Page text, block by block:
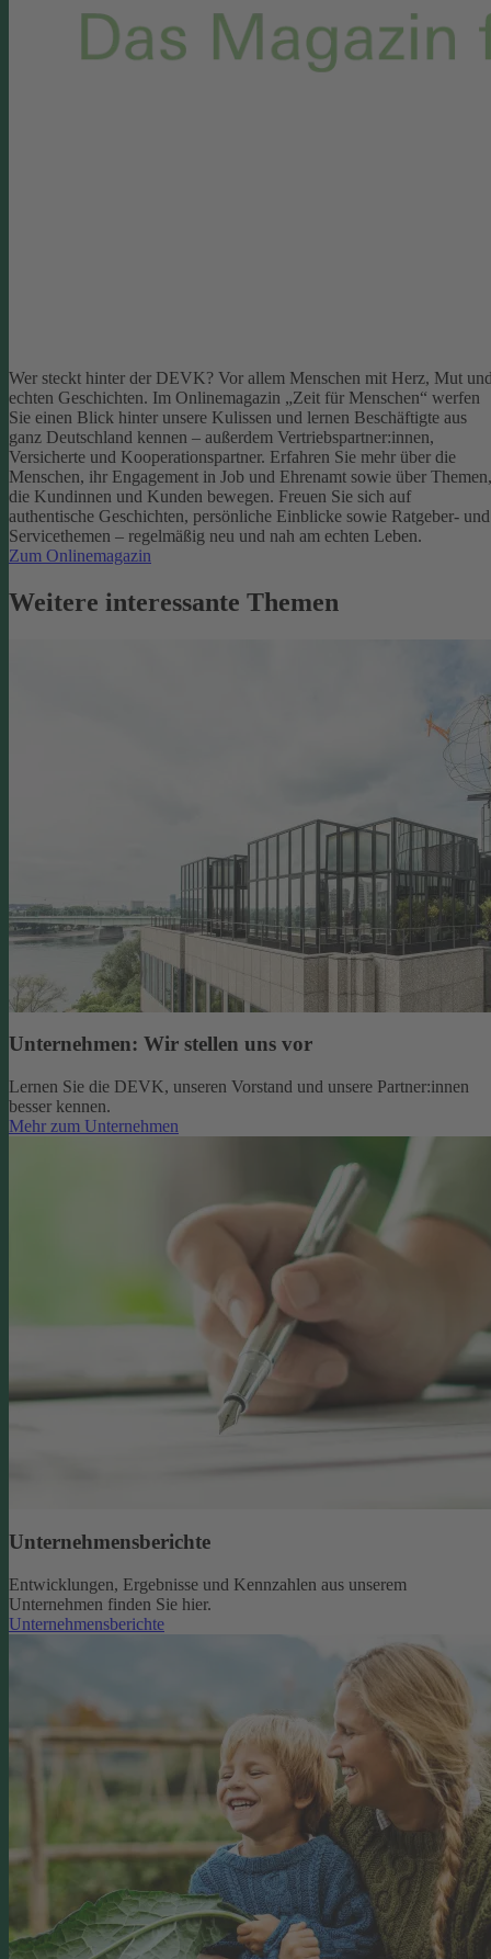
Wer steckt hinter der DEVK? Vor allem Menschen mit Herz, Mut
echten Geschichten. Im Onlinemagazin „Zeit für Menschen“ werfen
Sie einen Blick hinter unsere Kulissen und lernen Beschäftigte aus
ganz Deutschland kennen – außerdem Vertriebspartner:innen,
Versicherte und Kooperationspartner. Erfahren Sie mehr über die
Menschen, ihr Engagement in Job und Ehrenamt sowie über Themen,
die Kundinnen und Kunden bewegen. Freuen Sie sich auf
authentische Geschichten, persönliche Einblicke sowie Ratgeber- und
Servicethemen – regelmäßig neu und nah am echten Leben.
Zum Onlinemagazin
Weitere interessante Themen
Unternehmen: Wir stellen uns vor
Lernen Sie die DEVK, unseren Vorstand und unsere Partner:innen
besser kennen.
Mehr zum Unternehmen
Unternehmensberichte
Entwicklungen, Ergebnisse und Kennzahlen aus unserem
Unternehmen finden Sie hier.
Unternehmensberichte